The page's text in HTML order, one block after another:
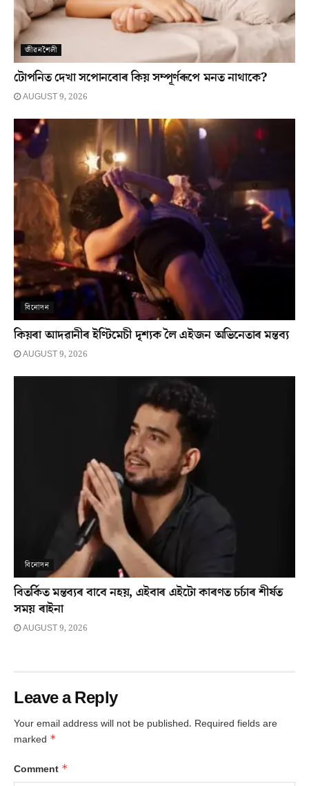
জীৱনশৈলী
টোপনিত দেখা সপোনবোৰ কিয় সম্পূৰ্ণৰূপে মনত নাথাকে?
AUGUST 9, 2026
বিনোদন
কিয়ৰা আদৱানীৰ ইণ্টিমেচী দৃশ্যক লৈ এইজন অভিনেতাৰ মন্তব্য
AUGUST 9, 2026
বিনোদন
বিতৰ্কিত মন্তব্যৰ বাবে নহয়, এইবাৰ এইটো কাৰণত চৰ্চাৰ শীৰ্ষত
সময় ৰাইনা
AUGUST 9, 2026
Leave a Reply
Your email address will not be published. Required fields are
marked *
Comment *